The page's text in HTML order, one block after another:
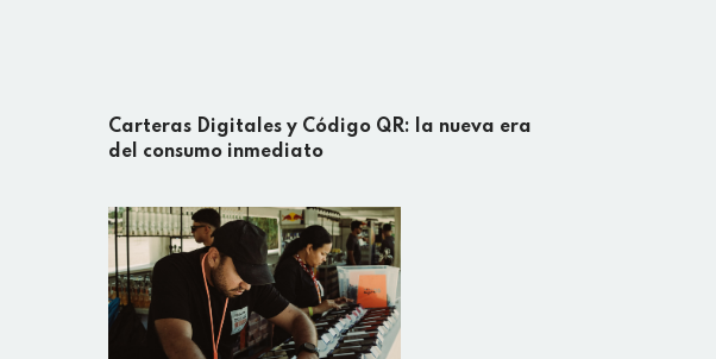
Carteras Digitales y Código QR: la nueva era
del consumo inmediato